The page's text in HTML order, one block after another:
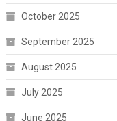
October 2025
September 2025
August 2025
July 2025
June 2025